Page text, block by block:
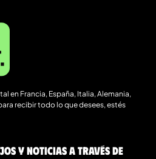
en Francia, España, Italia, Alemania,
recibir todo lo que desees, estés
y noticias a través de